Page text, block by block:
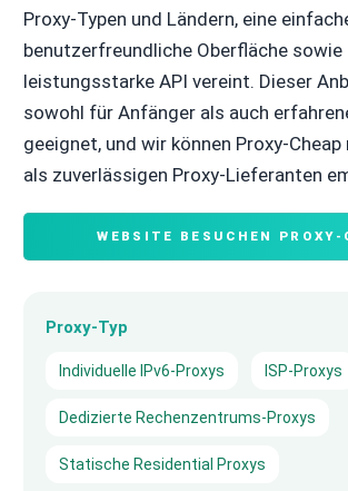
Proxy-Typen und Ländern, eine
benutzerfreundliche Oberfläche sowie
leistungsstarke API vereint. Dieser
sowohl für Anfänger als auch
geeignet, und wir können Proxy-
als zuverlässigen Proxy-Lieferanten
WEBSITE BESUCHEN PROXY-
Proxy-Typ
Individuelle IPv6-Proxys ISP-Proxys
Dedizierte Rechenzentrums-Proxys
Statische Residential Proxys